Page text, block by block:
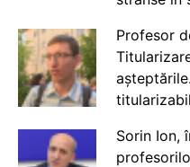
Profesor
Sorin Ion,